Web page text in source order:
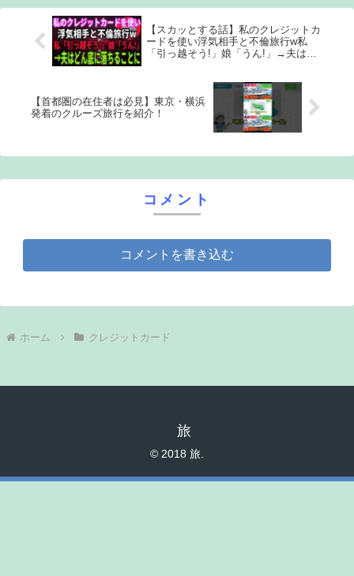
【スカッとする話】私のクレジットカ
ードを使い浮気相手と不倫旅行w私
「引っ越そう!」娘「うん!」→夫はど
【首都圏の在住者は必見】東京・横浜
発着のクルーズ旅行を紹介！
コメント
コメントを書き込む
ホーム クレジットカード
旅
© 2018 旅.